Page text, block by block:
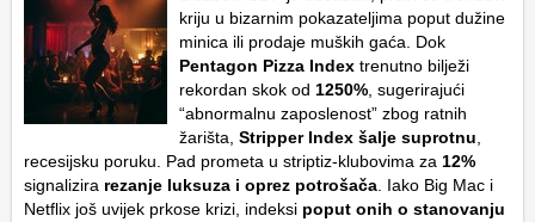
kriju u bizarnim pokazateljima poput dužine
minica ili prodaje muških gaća. Dok
Pentagon Pizza Index trenutno bilježi
rekordan skok od 1250% , sugerirajući
“abnormalnu zaposlenost” zbog ratnih
žarišta, Stripper Index šalje suprotnu
recesijsku poruku. Pad prometa u striptiz-klubovima za 12%
signalizira rezanje luksuza i oprez potrošača . Iako Big Mac i
Netflix još uvijek prkose krizi, indeksi poput onih o stanovanju